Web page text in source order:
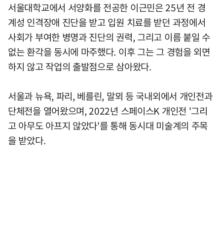
서울대학교에서 서양화를 전공한 이근민은 25년 전 경
계성 인격장애 진단을 받고 입원 치료를 받던 과정에서
사회가 부여한 병명과 진단의 권력, 그리고 이름 붙일 수
없는 환각을 동시에 마주했다. 이후 그는 그 경험을 외면
하지 않고 작업의 출발점으로 삼아왔다.
서울과 뉴욕, 파리, 베를린, 말뫼 등 국내외에서 개인전과
단체전을 열어왔으며, 2022년 스페이스K 개인전 '그리
고 아무도 아프지 않았다'를 통해 동시대 미술계의 주목
을 받았다.